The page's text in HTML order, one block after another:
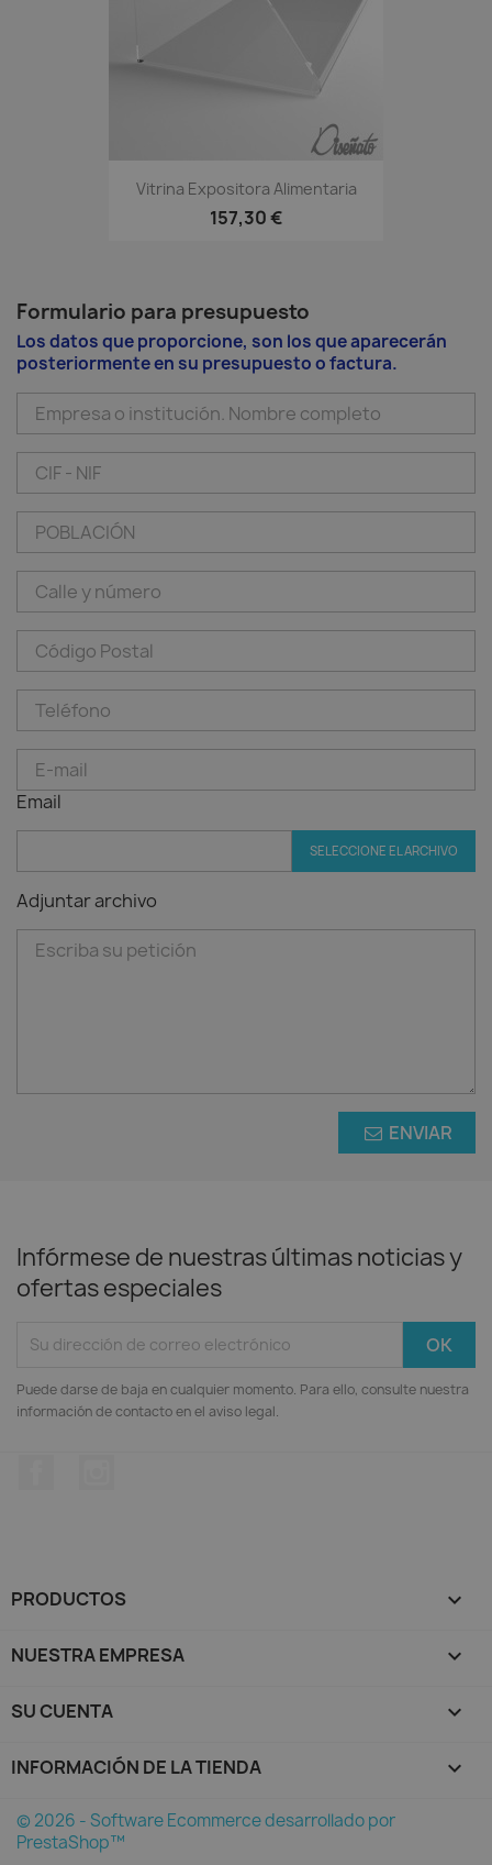
Vitrina Expositora Alimentaria
157,30 €
Formulario para presupuesto
Los datos que proporcione, son los que aparecerán
posteriormente en su presupuesto o factura.
Email
SELECCIONE EL ARCHIVO
Adjuntar archivo
ENVIAR
Infórmese de nuestras últimas noticias y
ofertas especiales
Puede darse de baja en cualquier momento. Para ello, consulte nuestra
información de contacto en el aviso legal.
PRODUCTOS 
NUESTRA EMPRESA 
SU CUENTA 
INFORMACIÓN DE LA TIENDA keyboard_arrow_down
© 2026 - Software Ecommerce desarrollado por
PrestaShop™